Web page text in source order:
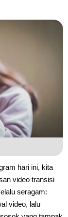
hari ini, kita
video transisi
seragam:
video, lalu